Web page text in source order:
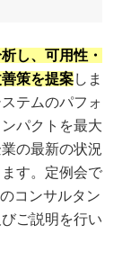
し、可用性・
策を提案しま
テムのパフォ
パクトを最大
の最新の状況
す。定例会で
コンサルタン
ご説明を行い